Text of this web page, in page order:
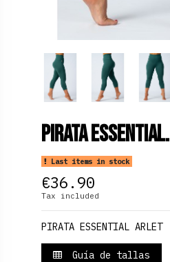
Pirata Essential.
Last items in stock
€36.90
Tax included
PIRATA ESSENTIAL ARLET
Guía de tallas